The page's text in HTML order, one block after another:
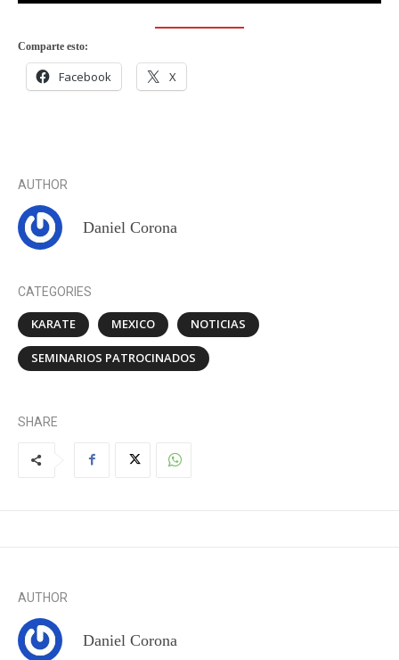
Comparte esto:
Facebook X
AUTHOR
Daniel Corona
CATEGORIES
KARATE MEXICO NOTICIAS
SEMINARIOS PATROCINADOS
SHARE
AUTHOR
Daniel Corona